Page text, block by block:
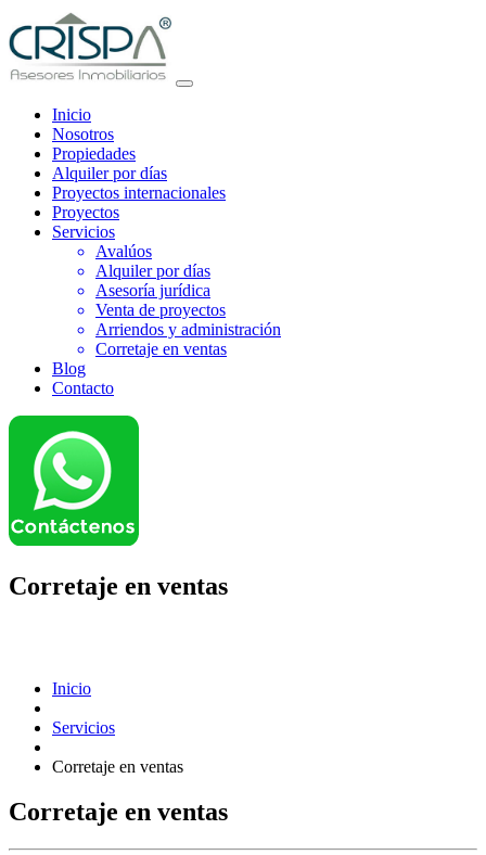
Inicio
Nosotros
Propiedades
Alquiler por días
Proyectos internacionales
Proyectos
Servicios
Avalúos
Alquiler por días
Asesoría jurídica
Venta de proyectos
Arriendos y administración
Corretaje en ventas
Blog
Contacto
Corretaje en ventas
Inicio
Servicios
Corretaje en ventas
Corretaje en ventas